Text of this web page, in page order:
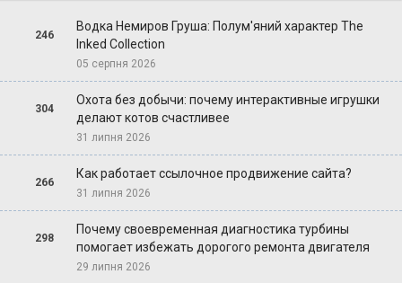
246
Водка Немиров Груша: Полум'яний характер The
Inked Collection
05 серпня 2026
304
Охота без добычи: почему интерактивные игрушки
делают котов счастливее
31 липня 2026
266
Как работает ссылочное продвижение сайта?
31 липня 2026
298
Почему своевременная диагностика турбины
помогает избежать дорогого ремонта двигателя
29 липня 2026